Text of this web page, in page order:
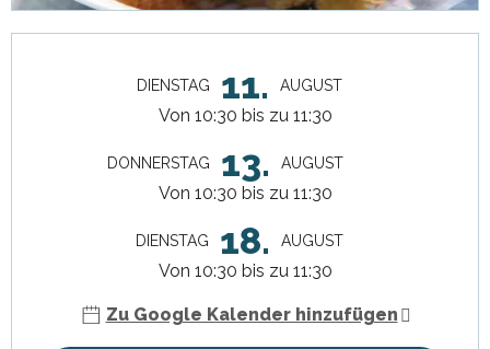
DIENSTAG 11. AUGUST
Von 10:30 bis zu 11:30
DONNERSTAG 13. AUGUST
Von 10:30 bis zu 11:30
DIENSTAG 18. AUGUST
Von 10:30 bis zu 11:30
Zu Google Kalender hinzufügen